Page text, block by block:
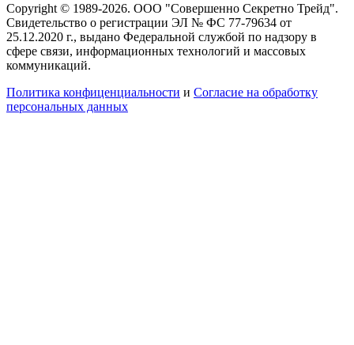
Copyright © 1989-2026. ООО "Совершенно Секретно Трейд".
Свидетельство о регистрации ЭЛ № ФС 77-79634 от
25.12.2020 г., выдано Федеральной службой по надзору в
сфере связи, информационных технологий и массовых
коммуникаций.
Политика конфиценциальности и Согласие на обработку
персональных данных